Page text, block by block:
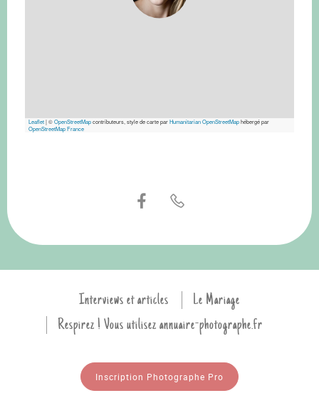
Leaflet|©OpenStreetMapcontributeurs, style de carte parHumanitarian OpenStreetMaphébergé par
OpenStreetMap France
Interviews et articles
Le Mariage
Respirez ! Vous utilisez annuaire-photographe.fr
Inscription Photographe Pro